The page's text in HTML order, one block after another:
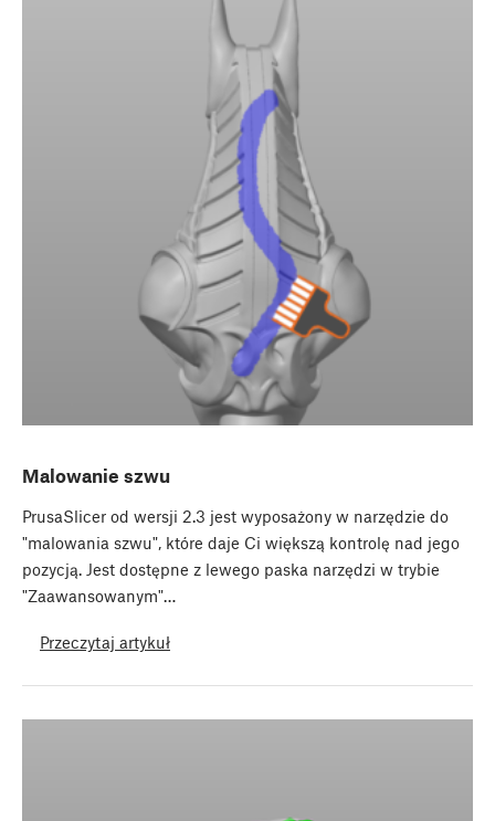
Malowanie szwu
PrusaSlicer od wersji 2.3 jest wyposażony w narzędzie do
"malowania szwu", które daje Ci większą kontrolę nad jego
pozycją. Jest dostępne z lewego paska narzędzi w trybie
"Zaawansowanym"…
Przeczytaj artykuł